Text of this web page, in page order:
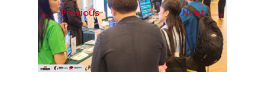
←Previous Next→